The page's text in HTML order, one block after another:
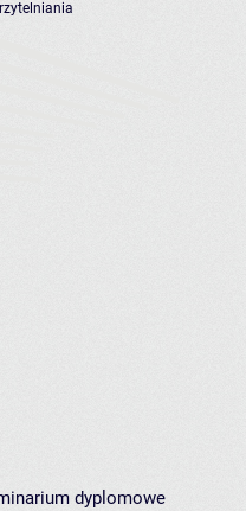
dyplomowe